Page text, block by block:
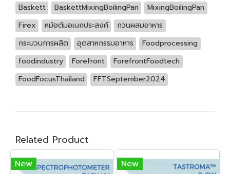
Baskett BaskettMixingBoilingPan
MixingBoilingPan
Firex
หม้อต้มอเนกประสงค์
กวนผสมอาหาร
กระบวนการผลิต
อุตสาหกรรมอาหาร
Foodprocessing
foodindustry
Forefront
ForefrontFoodtech
FoodFocusThailand
FFTSeptember2024
Related Product
New New